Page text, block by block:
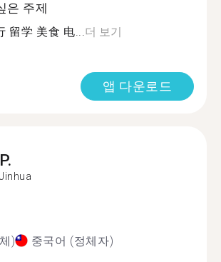
은 주제
留学 美食 电...더 보기
앱 다운로드
P.
Jinhua
) 중국어 (정체자)